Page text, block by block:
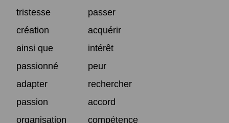
tristesse
passer
création
acquérir
ainsi que
intérêt
passionné
peur
adapter
rechercher
passion
accord
organisation
compétence